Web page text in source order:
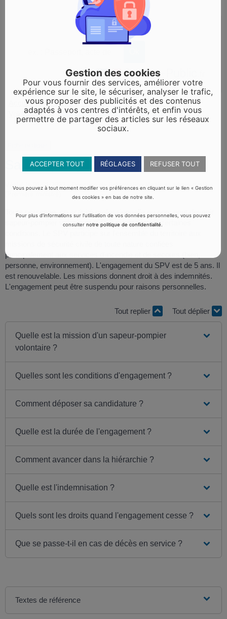
Accueil particuliers> Papiers - Citoyenneté - Élections>
Volontariats> Sapeur-pompier volontaire (SPV)
Sapeur-pompier volontaire (SPV)
Vérifié le 01/01/2023 - Direction de l'information légale et administrative
Toute personne, en activité professionnelle ou non, peut devenir
sapeur-pompier volontaire (SPV) si elle remplit certaines
principalement aux services d'incendie et de secours (bien,
personne, environnement). L'engagement du SPV est de 5 ans. Il
est renouvelable. Les missions donnent droit à des indemnités.
L'engagement peut être suspendu pour raisons personnelles.
Tout replier Tout déplier
Quelle est la mission d'un sapeur-pompier
volontaire ?
Quelles sont les conditions d'engagement ?
Comment déposer sa candidature ?
Quelle est la durée de l'engagement ?
Comment avancer dans la hiérarchie ?
Quelle est l'indemnisation ?
Quels sont les droits quand l'engagement cesse ?
Que se passe-t-il en cas de décès en service ?
Textes de référence
Gestion des cookies
Pour vous fournir des services, améliorer votre
expérience sur le site, le sécuriser, analyser le trafic,
vous proposer des publicités et des contenus
adaptés à vos centres d'intérêts, et enfin vous
permettre de partager des articles sur les réseaux
sociaux.
ACCEPTER TOUT RÉGLAGES REFUSER TOUT
Vous pouvez à tout moment modifier vos préférences en cliquant sur le lien « Gestion
des cookies » en bas de notre site.
Pour plus d’informations sur l’utilisation de vos données personnelles, vous pouvez
consulternotre politique de confidentialité